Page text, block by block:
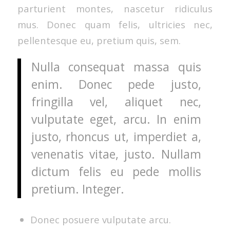
parturient montes, nascetur ridiculus
mus. Donec quam felis, ultricies nec,
pellentesque eu, pretium quis, sem.
Nulla consequat massa quis
enim. Donec pede justo,
fringilla vel, aliquet nec,
vulputate eget, arcu. In enim
justo, rhoncus ut, imperdiet a,
venenatis vitae, justo. Nullam
dictum felis eu pede mollis
pretium. Integer.
Donec posuere vulputate arcu.